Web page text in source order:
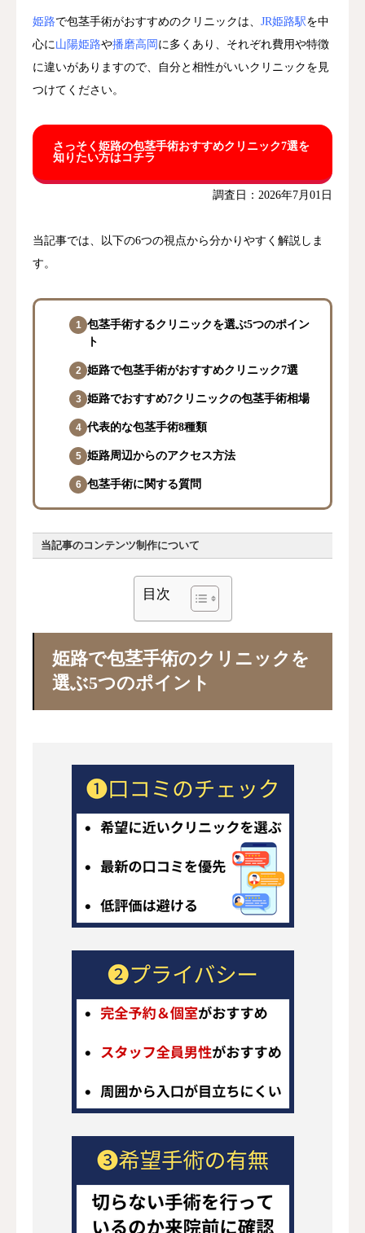
姫路で包茎手術がおすすめのクリニックは、 JR姫路駅を中
心に山陽姫路や播磨高岡 に多くあり、それぞれ費用や特徴
に違いがありますので、自分と相性がいいクリニックを見
つけてください。
さっそく姫路の包茎手術おすすめクリニック7選を
知りたい方はコチラ
調査日：2026年7月01日
当記事では、以下の6つの視点から分かりやすく解説しま
す。
包茎手術するクリニックを選ぶ5つのポイン
ト
姫路で包茎手術がおすすめクリニック7選
姫路でおすすめ7クリニックの包茎手術相場
代表的な包茎手術8種類
姫路周辺からのアクセス方法
包茎手術に関する質問
当記事のコンテンツ制作について
当記事の運営目的
医学的根拠に基づいた透明性の高いコン
読者の包茎知識向上と医療機関選択のサ
ポート
区分
個人情報保護法 患者の個人情報・診療記録
目次
姫路で包茎手術のクリニックを
選ぶ5つのポイント